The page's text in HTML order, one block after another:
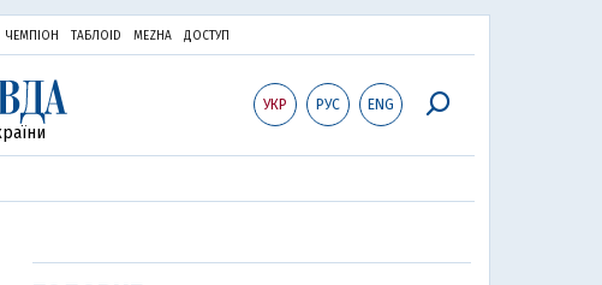
ЧЕМПІОН ТАБЛОID MEZHA ДОСТУП
УКР РУС ENG